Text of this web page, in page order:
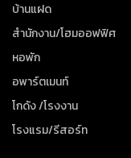
บ้านแฝด
สำนักงาน/โฮมออฟฟิศ
หอพัก
อพาร์ตเมนท์
โกดัง /โรงงาน
โรงแรม/รีสอร์ท